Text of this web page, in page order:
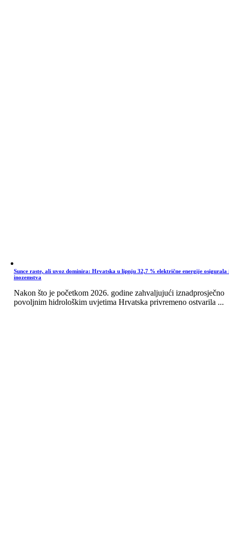
Sunce raste, ali uvoz dominira: Hrvatska u lipnju 32,7 % električne energije osigurala
inozemstva
Nakon što je početkom 2026. godine zahvaljujući iznadprosječno
povoljnim hidrološkim uvjetima Hrvatska privremeno ostvarila ...